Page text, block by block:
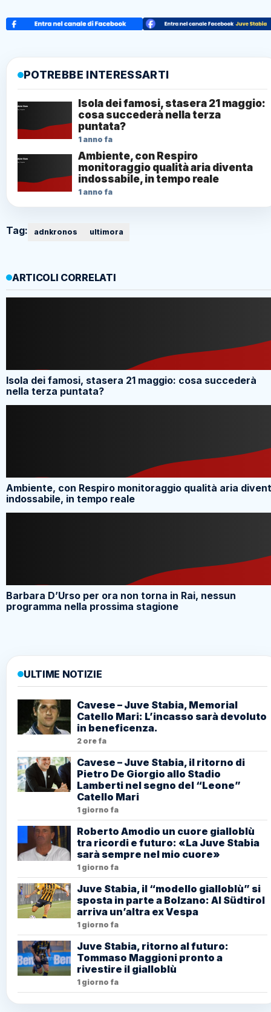
POTREBBE INTERESSARTI
Isola dei famosi, stasera 21 maggio:
cosa succederà nella terza
puntata?
1 anno fa
Ambiente, con Respiro
monitoraggio qualità aria diventa
indossabile, in tempo reale
1 anno fa
Tag: adnkronos ultimora
ARTICOLI CORRELATI
Isola dei famosi, stasera 21 maggio: cosa succederà
nella terza puntata?
Ambiente, con Respiro monitoraggio qualità aria
indossabile, in tempo reale
Barbara D’Urso per ora non torna in Rai, nessun
programma nella prossima stagione
ULTIME NOTIZIE
Cavese – Juve Stabia, Memorial
Catello Mari: L’incasso sarà devoluto
in beneficenza.
2 ore fa
Cavese – Juve Stabia, il ritorno di
Pietro De Giorgio allo Stadio
Lamberti nel segno del “Leone”
Catello Mari
1 giorno fa
Roberto Amodio un cuore gialloblù
tra ricordi e futuro: «La Juve Stabia
sarà sempre nel mio cuore»
1 giorno fa
Juve Stabia, il “modello gialloblù” si
sposta in parte a Bolzano: Al Südtirol
arriva un’altra ex Vespa
1 giorno fa
Juve Stabia, ritorno al futuro:
Tommaso Maggioni pronto a
rivestire il gialloblù
1 giorno fa